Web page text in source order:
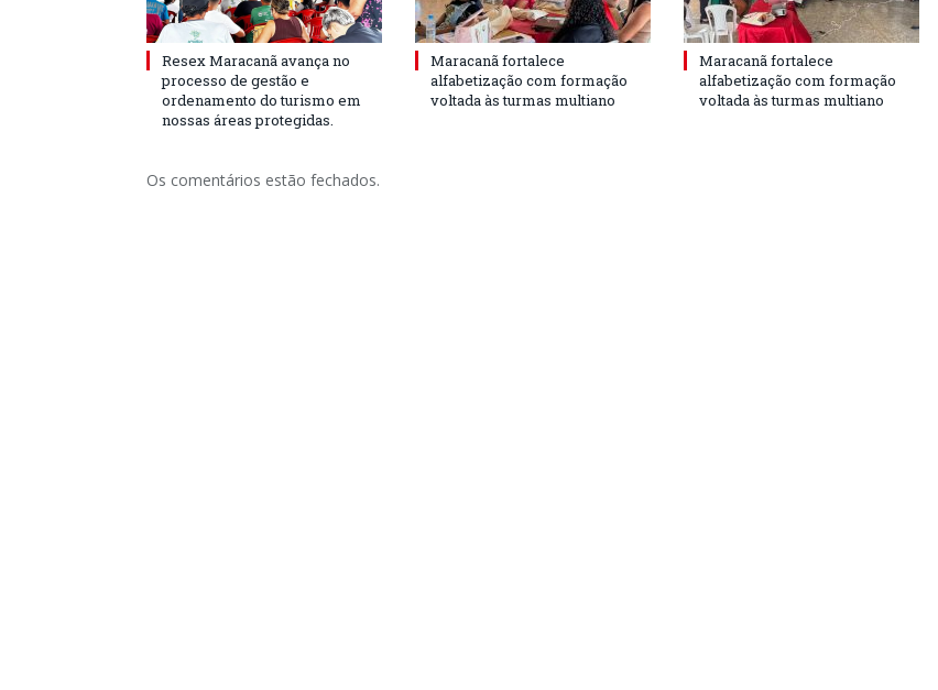
Resex Maracanã avança no
processo de gestão e
ordenamento do turismo em
nossas áreas protegidas.
Maracanã fortalece
alfabetização com formação
voltada às turmas multiano
Maracanã fortalece
alfabetização com formação
voltada às turmas multiano
Os comentários estão fechados.